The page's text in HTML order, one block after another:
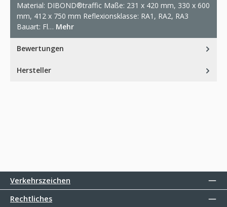
Material: DIBOND®traffic Maße: 231 x 420 mm, 330 x 600
mm, 412 x 750 mm Reflexionsklasse: RA1, RA2, RA3
Bauart: Fl… Mehr
Bewertungen
Hersteller
Verkehrszeichen
Rechtliches